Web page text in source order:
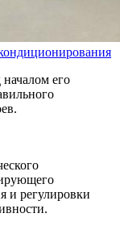
его
и регулировки